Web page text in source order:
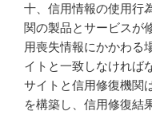
十、信用情報の使用行
関の製品とサービスが
用喪失情報にかかわる
イトと一致しなければ
サイトと信用修復機関
を構築し、信用修復結